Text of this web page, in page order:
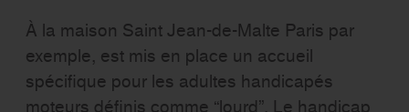
À la maison Saint Jean-de-Malte Paris par
exemple, est mis en place un accueil
spécifique pour les adultes handicapés
moteurs définis comme “lourd”. Le handicap